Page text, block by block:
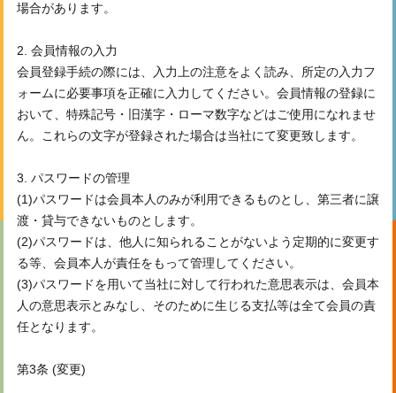
場合があります。
2. 会員情報の入力
会員登録手続の際には、入力上の注意をよく読み、所定の入力フ
ォームに必要事項を正確に入力してください。会員情報の登録に
おいて、特殊記号・旧漢字・ローマ数字などはご使用になれませ
ん。これらの文字が登録された場合は当社にて変更致します。
3. パスワードの管理
(1)パスワードは会員本人のみが利用できるものとし、第三者に譲
渡・貸与できないものとします。
(2)パスワードは、他人に知られることがないよう定期的に変更す
る等、会員本人が責任をもって管理してください。
(3)パスワードを用いて当社に対して行われた意思表示は、会員本
人の意思表示とみなし、そのために生じる支払等は全て会員の責
任となります。
第3条 (変更)